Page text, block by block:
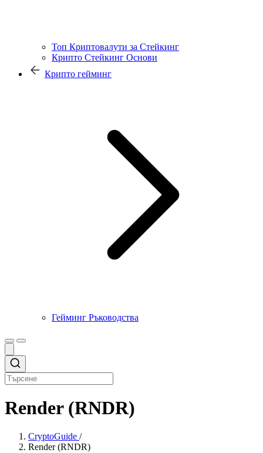
Топ Криптовалути за Стейкинг
Крипто Стейкинг Основи
Крипто гейминг
Гейминг Ръководства
Render (RNDR)
CryptoGuide /
Render (RNDR)